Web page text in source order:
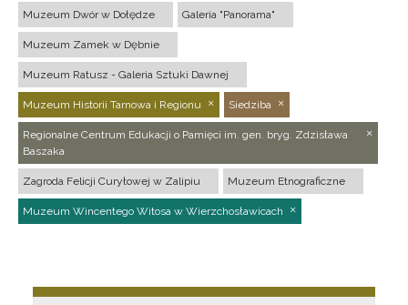
Muzeum Dwór w Dołędze Galeria "Panorama"
Muzeum Zamek w Dębnie
Muzeum Ratusz - Galeria Sztuki Dawnej
Muzeum Historii Tarnowa i Regionu Siedziba
Regionalne Centrum Edukacji o Pamięci im. gen. bryg. Zdzisława
Baszaka
Zagroda Felicji Curyłowej w Zalipiu Muzeum Etnograficzne
Muzeum Wincentego Witosa w Wierzchosławicach